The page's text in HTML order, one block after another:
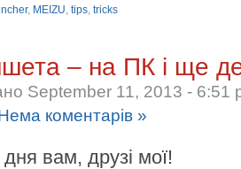
, MEIZU, tips, tricks
– на ПК і ще
September 11, 2013 - 6:51
коментарів »
вам, друзі мої!